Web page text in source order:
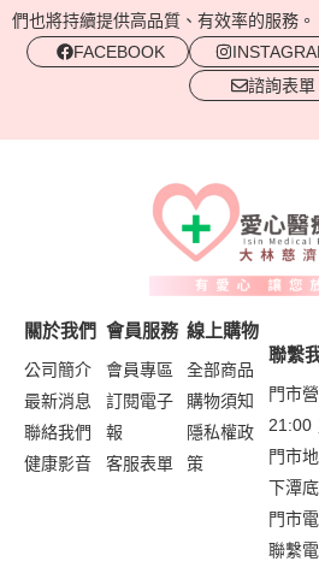
們也將持續提供高品質、有效率的服務。
FACEBOOK
諮詢表單
關於我們
公司簡介
最新消息
聯絡我們
健康影音
會員服務
會員專區
訂閱電子
報
客服表單
線上購物
全部商品
購物須知
隱私權政
策
聯繫
門市
21:00
門市
下潭
門市
聯繫電